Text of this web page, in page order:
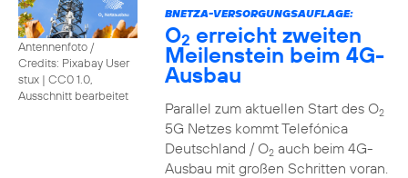
Antennenfoto /
Credits: Pixabay User
stux | CC0 1.0,
Ausschnitt bearbeitet
BNETZA-VERSORGUNGSAUFLAGE:
O2 erreicht zweiten
Meilenstein beim 4G-
Ausbau
Parallel zum aktuellen Start des O2
5G Netzes kommt Telefónica
Deutschland / O2auch beim 4G-
Ausbau mit großen Schritten voran.